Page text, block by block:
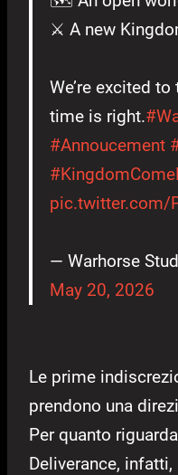
⚔️ A new
We’re excited
time is right.
#Annoucement
pic.twitter.com/
— Warhorse
May 20, 2026
Le prime
prendono una
Per quanto
Deliverance,